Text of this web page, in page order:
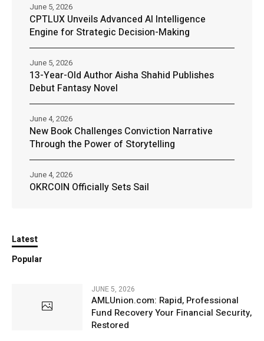
CPTLUX Unveils Advanced AI Intelligence
Engine for Strategic Decision-Making
June 5, 2026
13-Year-Old Author Aisha Shahid Publishes
Debut Fantasy Novel
June 5, 2026
New Book Challenges Conviction Narrative
Through the Power of Storytelling
June 4, 2026
OKRCOIN Officially Sets Sail
June 4, 2026
Latest
Popular
JUNE 5, 2026
AMLUnion.com: Rapid, Professional
Fund Recovery Your Financial Security,
Restored